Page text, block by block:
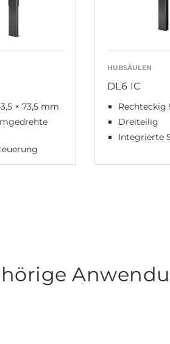
× 73,5 mm
HUBSÄULEN
DL6 IC
Rechteckig
Dreiteilig
Integrierte